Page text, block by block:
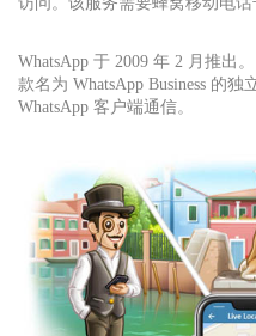
WhatsApp 于 2009 年 2 月推出
款名为 WhatsApp Business 的
WhatsApp 客户端通信。